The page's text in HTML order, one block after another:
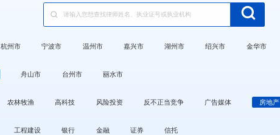
杭州市 宁波市 温州市 嘉兴市 湖州市 绍兴市 金华市
舟山市 台州市 丽水市
农林牧渔 高科技 风险投资 反不正当竞争 广告媒体 房地产
工程建设 银行 金融 证券 信托